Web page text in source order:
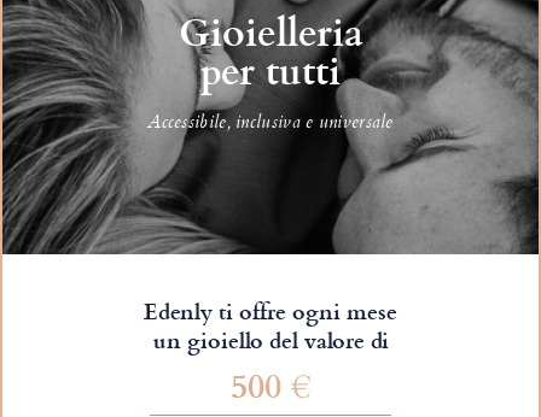
Gioielleria
per tutti
Accessibile, inclusiva e universale
Edenly ti offre ogni mese
un gioiello del valore di
500 €